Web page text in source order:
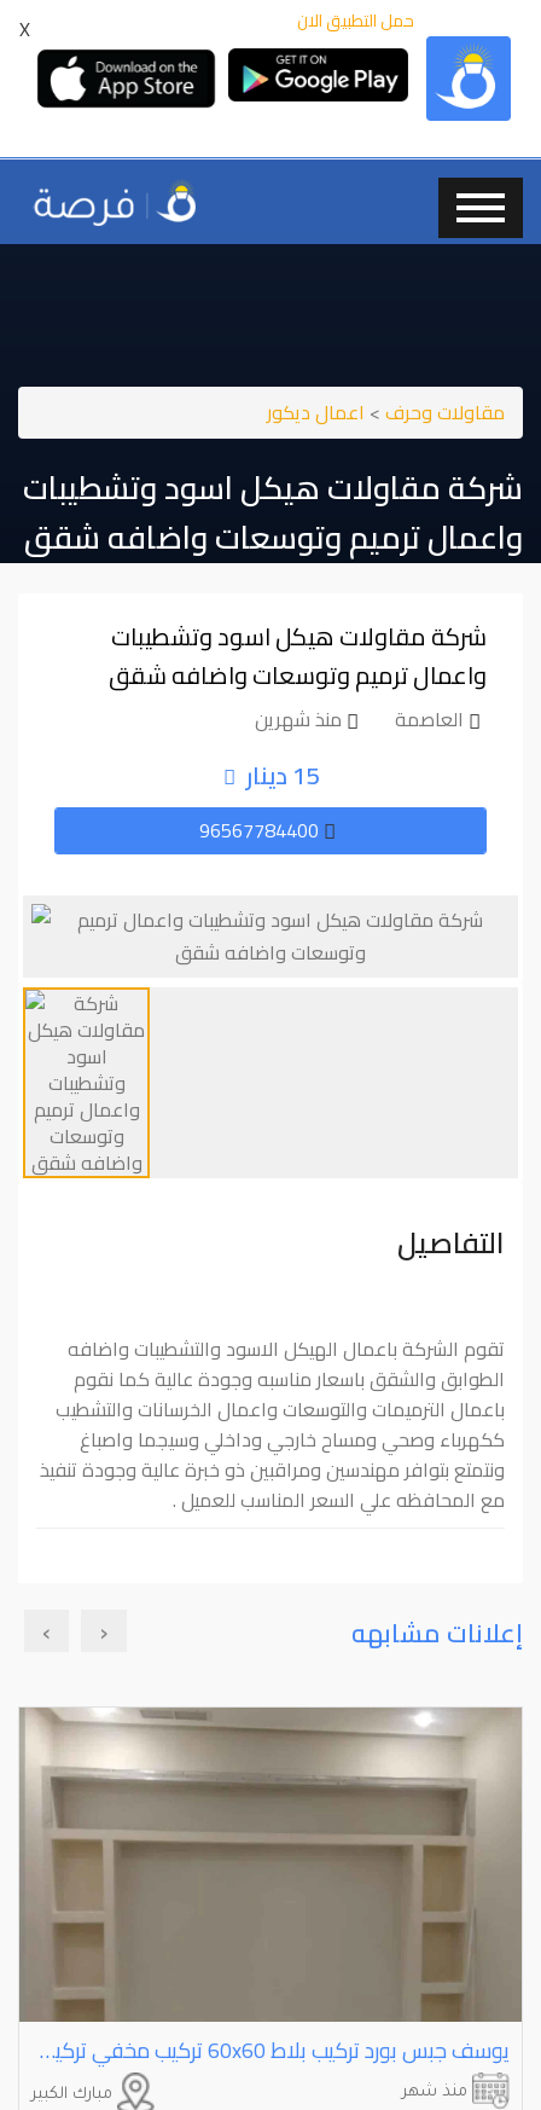
X حمل التطبيق الان
مقاولات وحرف> اعمال ديكور
شركة مقاولات هيكل اسود وتشطيبات
واعمال ترميم وتوسعات واضافه شقق
شركة مقاولات هيكل اسود وتشطيبات
واعمال ترميم وتوسعات واضافه شقق
العاصمة منذ شهرين
15 دينار
التفاصيل
تقوم الشركة باعمال الهيكل الاسود والتشطيبات واضافه
الطوابق والشقق باسعار مناسبه وجودة عالية كما نقوم
باعمال الترميمات والتوسعات واعمال الخرسانات والتشطيب
ككهرباء وصحي ومساح خارجي وداخلي وسيجما واصباغ
ونتمتع بتوافر مهندسين ومراقبين ذو خبرة عالية وجودة تنفيذ
مع المحافظه علي السعر المناسب للعميل .
إعلانات مشابهه
يوسف جبس بورد تركيب بلاط ⁦⁦60x60⁩⁩ تركيب مخفي تركيب قوطع تركيب اسمنت بورد تركيب بلاط كمبيوتر تركيب كرديو
مبارك الكبير منذ شهر
‹
›